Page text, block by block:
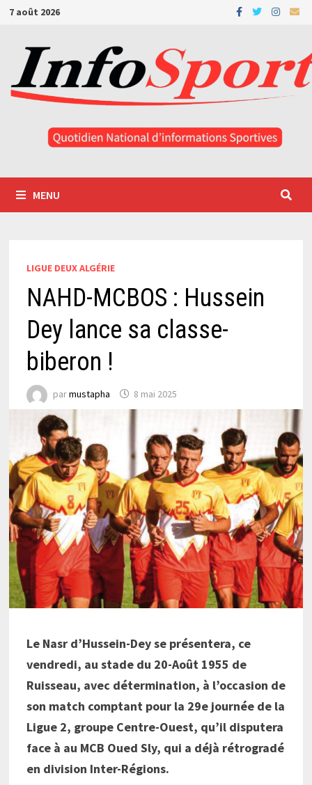
Passer
contenu
7 août 2026
MENU
LIGUE DEUX ALGÉRIE
NAHD-MCBOS : Hussein
Dey lance sa classe-
biberon !
parmustapha 8 mai 2025
Le Nasr d’Hussein-Dey se présentera, ce
vendredi, au stade du 20-Août 1955 de
Ruisseau, avec détermination, à l’occasion de
son match comptant pour la 29e journée de la
Ligue 2, groupe Centre-Ouest, qu’il disputera
face à au MCB Oued Sly, qui a déjà rétrogradé
en division Inter-Régions.